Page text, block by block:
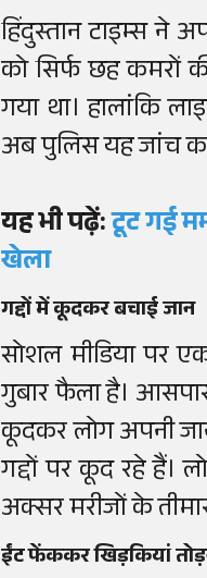
हिंदुस्तान टाइम्स ने
को सिर्फ छह कमरों
गया था। हालांकि
अब पुलिस यह जांच
यह भी पढ़ें:टूट गई
खेला
गद्दों में कूदकर बचाई जान
सोशल मीडिया पर
गुबार फैला है।
कूदकर लोग अपनी
गद्दों पर कूद रहे हैं।
अक्सर मरीजों के
ईंट फेंककर खिड़कियां